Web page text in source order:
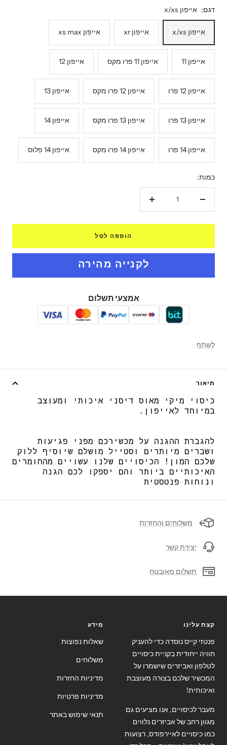
דגם: אייפון x/xs
אייפון x/xs אייפון xr אייפון xs max
אייפון 11 אייפון 11 פרו מקס אייפון 12
אייפון 12 פרו אייפון 12 פרו מקס אייפון 13
אייפון 13 פרו אייפון 13 פרו מקס אייפון 14
אייפון 14 פרו אייפון 14 פרו מקס אייפון 14 פלוס
כמות:
הגדל
הוספה לסל
אמצעי תשלום
לשתף
תיאור
כיסוי מיקי מאוס דיסני איכותי ומעוצב
במיוחד לאייפון.
להגברת ההגנה על מכשירכם מפני פגיעות
ושברים מיותרים וסטייל מושלם שיוסיף ללוק
שלכם המון! הכיסויים שלנו עשויים מהחומרים
האיכותיים ביותר והם יספקו לכם הגנה
ונוחות פנטסטית
משלוחים והחזרות
יצירת קשר
תשלום מאובטח
קצת עלינו
פנטזי קייס נוסדה כדי להעניק
חוויה ייחודית בקניית כיסויים
לטלפון ואביזרים שישמרו על
המכשיר שלכם בצורה מעוצבת
ואיכותית!
מעבר לכיסויים, אנו מציעים גם
מגוון רחב של אביזרים נלווים
כמו כיסויים לאיירפודס, רצועות
מידע
שאלות נפוצות
משלוחים
מדיניות החזרות
מדיניות פרטיות
תנאי שימוש באתר